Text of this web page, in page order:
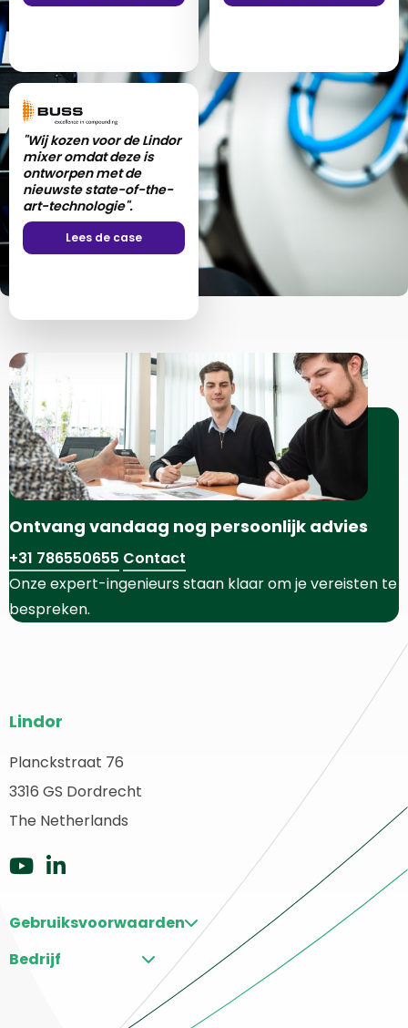
"Wij kozen voor de Lindor
mixer omdat deze is
ontworpen met de
nieuwste state-of-the-
art-technologie".
Lees de case
Ontvang vandaag nog persoonlijk advies
+31 786550655 Contact
Onze expert-ingenieurs staan klaar om je vereisten te
bespreken.
footer
Lindor
Planckstraat 76
3316 GS Dordrecht
The Netherlands
Ga
Youtube
Ga
LinkedIn
Gebruiksvoorwaarden
Bedrijf